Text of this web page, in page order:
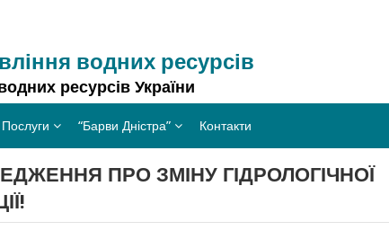
водних ресурсів
ресурсів України
Послуги “Барви Дністра” Контакти
ПРО ЗМІНУ ГІДРОЛОГІЧНОЇ